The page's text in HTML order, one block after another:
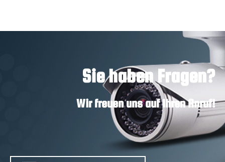
Sie haben Fragen?
Wir freuen uns auf Ihren Anruf!